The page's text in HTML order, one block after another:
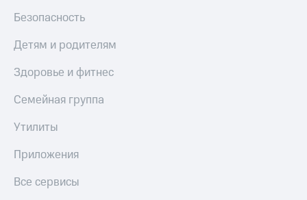
Безопасность
Детям и родителям
Здоровье и фитнес
Семейная группа
Утилиты
Приложения
Все сервисы